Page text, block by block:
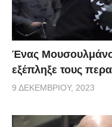
Ένας
εξέπληξε τους
9 ΔΕΚΕΜΒΡΊΟΥ, 2023